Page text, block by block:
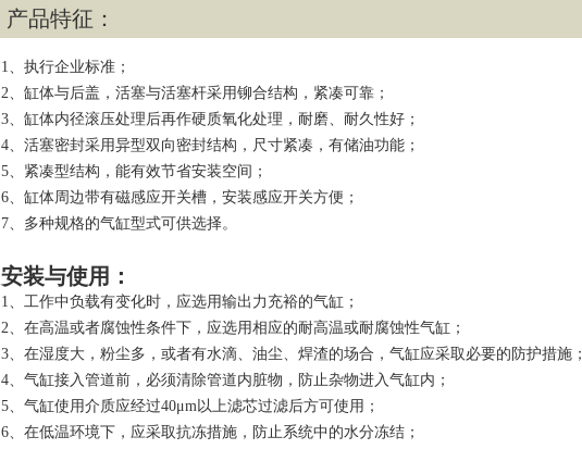
产品特征：
1、执行企业标准；
2、缸体与后盖，活塞与活塞杆采用铆合结构，紧凑可靠；
3、缸体内径滚压处理后再作硬质氧化处理，耐磨、耐久性好；
4、活塞密封采用异型双向密封结构，尺寸紧凑，有储油功能；
5、紧凑型结构，能有效节省安装空间；
6、缸体周边带有磁感应开关槽，安装感应开关方便；
7、多种规格的气缸型式可供选择。
安装与使用：
1、工作中负载有变化时，应选用输出力充裕的气缸；
2、在高温或者腐蚀性条件下，应选用相应的耐高温或耐腐蚀性气缸；
3、在湿度大，粉尘多，或者有水滴、油尘、焊渣的场合，气缸应采取必要的防护措施；
4、气缸接入管道前，必须清除管道内脏物，防止杂物进入气缸内；
5、气缸使用介质应经过40μm以上滤芯过滤后方可使用；
6、在低温环境下，应采取抗冻措施，防止系统中的水分冻结；